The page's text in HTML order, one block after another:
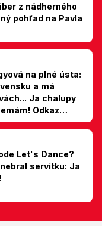
z nádherného
pohľad na Pavla
na plné ústa:
a má
Ja chalupy
Odkaz
Let's Dance?
servítku: Ja